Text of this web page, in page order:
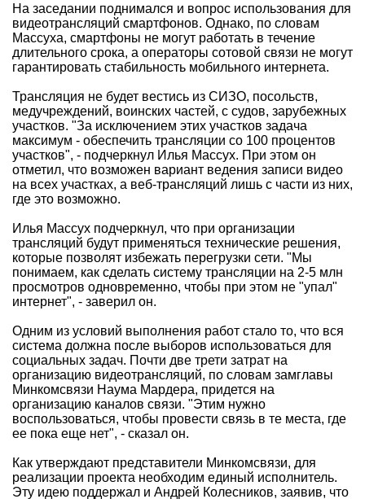
На заседании поднимался и вопрос использования для
видеотрансляций смартфонов. Однако, по словам
Массуха, смартфоны не могут работать в течение
длительного срока, а операторы сотовой связи не могут
гарантировать стабильность мобильного интернета.
Трансляция не будет вестись из СИЗО, посольств,
медучреждений, воинских частей, с судов, зарубежных
участков. "За исключением этих участков задача
максимум - обеспечить трансляции со 100 процентов
участков", - подчеркнул Илья Массух. При этом он
отметил, что возможен вариант ведения записи видео
на всех участках, а веб-трансляций лишь с части из них,
где это возможно.
Илья Массух подчеркнул, что при организации
трансляций будут применяться технические решения,
которые позволят избежать перегрузки сети. "Мы
понимаем, как сделать систему трансляции на 2-5 млн
просмотров одновременно, чтобы при этом не "упал"
интернет", - заверил он.
Одним из условий выполнения работ стало то, что вся
система должна после выборов использоваться для
социальных задач. Почти две трети затрат на
организацию видеотрансляций, по словам замглавы
Минкомсвязи Наума Мардера, придется на
организацию каналов связи. "Этим нужно
воспользоваться, чтобы провести связь в те места, где
ее пока еще нет", - сказал он.
Как утверждают представители Минкомсвязи, для
реализации проекта необходим единый исполнитель.
Эту идею поддержал и Андрей Колесников, заявив, что